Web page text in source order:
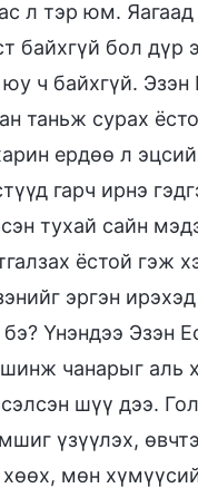
л тэр юм. Яагаад
байхгүй бол дүр
ч байхгүй. Эзэн
таньж сурах
ердөө л
гарч ирнэ
тухай сайн
ёстой гэж
эргэн
Үнэндээ Эзэн
чанарыг аль
шүү дээ.
үзүүлэх,
хөөх, мөн